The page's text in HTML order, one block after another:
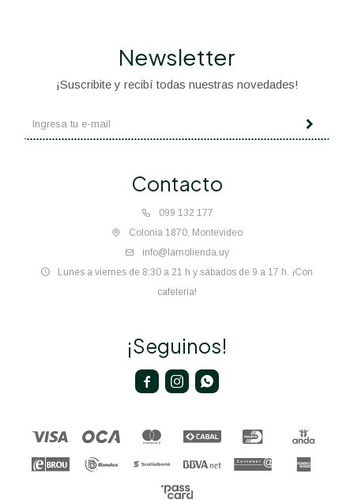
Contacto
099 132 177
Colonia 1870, Montevideo
info@lamolienda.uy
Lunes a viernes de 8:30 a 21 h y sábados de 9 a 17 h. ¡Con
cafetería!
Newsletter
¡Suscribite y recibí todas nuestras novedades!
¡Seguinos!
  